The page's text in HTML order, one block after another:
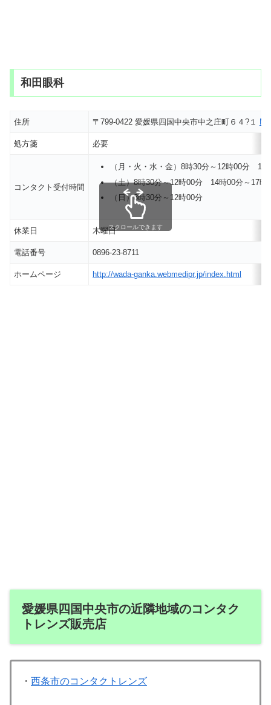
和田眼科
住所 〒799-0422 愛媛県四国中央市中之庄町６４?１
処方箋 必要
コンタクト受付時間
（月・火・水・金）8時30分～12時00分 15
（土）8時30分～12時00分 14時00分～17時
（日）8時30分～12時00分
休業日 木曜日
電話番号 0896-23-8711
ホームページ http://wada-ganka.webmedipr.jp/index.html
スクロールできます
愛媛県四国中央市の近隣地域のコンタク
トレンズ販売店
・ 西条市のコンタクトレンズ